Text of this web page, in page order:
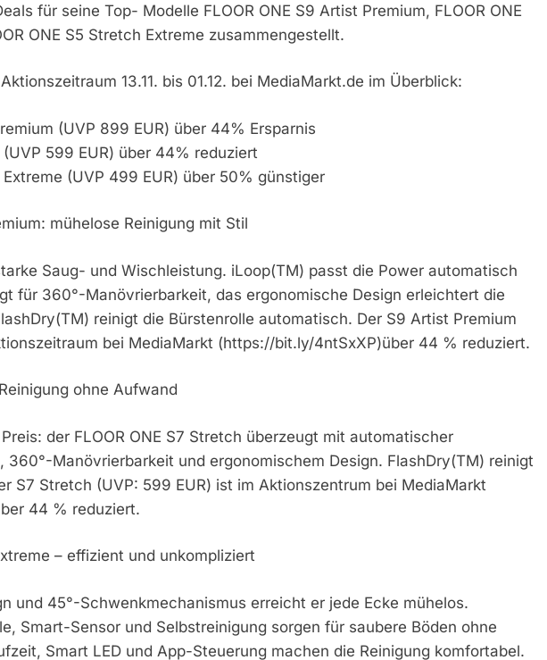
für seine Top- Modelle FLOOR ONE S9 Artist Premium, FLOOR ONE
ONE S5 Stretch Extreme zusammengestellt.
13.11. bis 01.12. bei MediaMarkt.de im Überblick:
(UVP 899 EUR) über 44% Ersparnis
(UVP 599 EUR) über 44% reduziert
Extreme (UVP 499 EUR) über 50% günstiger
mühelose Reinigung mit Stil
Saug- und Wischleistung. iLoop(TM) passt die Power automatisch
für 360°-Manövrierbarkeit, das ergonomische Design erleichtert die
reinigt die Bürstenrolle automatisch. Der S9 Artist Premium
bei MediaMarkt (https://bit.ly/4ntSxXP)über 44 % reduziert.
ohne Aufwand
der FLOOR ONE S7 Stretch überzeugt mit automatischer
360°-Manövrierbarkeit und ergonomischem Design. FlashDry(TM) reinigt
S7 Stretch (UVP: 599 EUR) ist im Aktionszentrum bei MediaMarkt
44 % reduziert.
– effizient und unkompliziert
und 45°-Schwenkmechanismus erreicht er jede Ecke mühelos.
Smart-Sensor und Selbstreinigung sorgen für saubere Böden ohne
Smart LED und App-Steuerung machen die Reinigung komfortabel.